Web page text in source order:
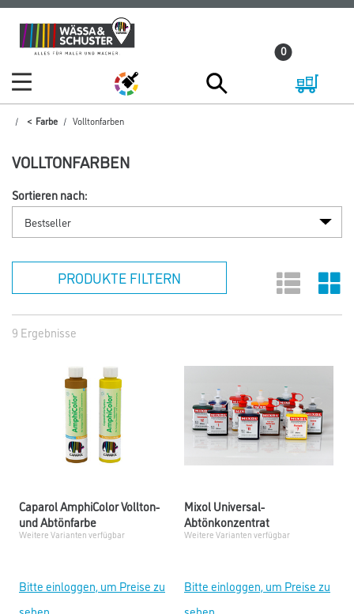
Zum
Inhalt
Zum
Navigationsmenü
0
Farbe Volltonfarben
VOLLTONFARBEN
Sortieren nach:
PRODUKTE FILTERN
9 Ergebnisse
Caparol AmphiColor Vollton-
und Abtönfarbe
Weitere Varianten verfügbar
Bitte einloggen, um Preise zu
Mixol Universal-
Abtönkonzentrat
Weitere Varianten verfügbar
Bitte einloggen, um Preise zu